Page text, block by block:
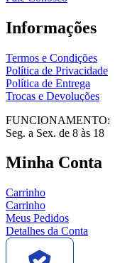
Informações
Termos e Condições
Política de Privacidade
Política de Entrega
Trocas e Devoluções
FUNCIONAMENTO:
Seg. a Sex. de 8 às 18
Minha Conta
Carrinho
Carrinho
Meus Pedidos
Detalhes da Conta